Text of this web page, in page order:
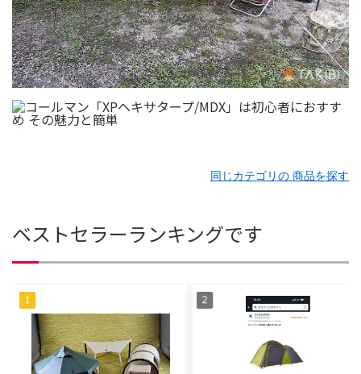
同じカテゴリの 商品を探す
ベストセラーランキングです